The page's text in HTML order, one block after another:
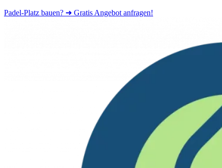
Padel-Platz bauen? ➜ Gratis Angebot anfragen!